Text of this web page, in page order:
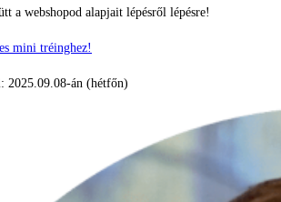
a webshopod alapjait lépésről lépésre!
mini tréinghez!
2025.09.08-án (hétfőn)